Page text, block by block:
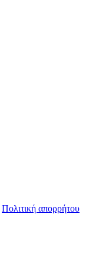
Πολιτική απορρήτου